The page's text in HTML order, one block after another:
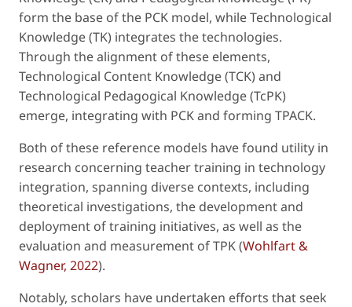
form the base of the PCK model, while Technological
Knowledge (TK) integrates the technologies.
Through the alignment of these elements,
Technological Content Knowledge (TCK) and
Technological Pedagogical Knowledge (TcPK)
emerge, integrating with PCK and forming TPACK.
Both of these reference models have found utility in
research concerning teacher training in technology
integration, spanning diverse contexts, including
theoretical investigations, the development and
deployment of training initiatives, as well as the
evaluation and measurement of TPK (Wohlfart &
Wagner, 2022).
Notably, scholars have undertaken efforts that seek